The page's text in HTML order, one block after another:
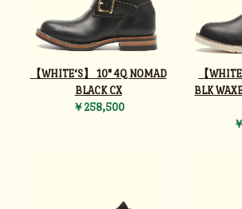
【WHITE‘S】 10" 4Q NOMAD
BLACK CX
￥258,500
【
BLK